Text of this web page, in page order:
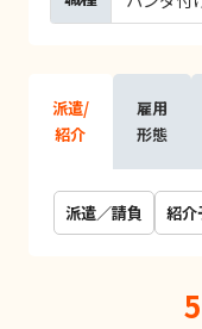
派遣/
紹介
雇用
形態
派遣／請負 紹介
5